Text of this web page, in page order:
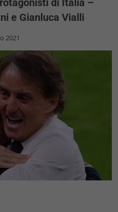
di Italia –
e Gianluca Vialli
2021